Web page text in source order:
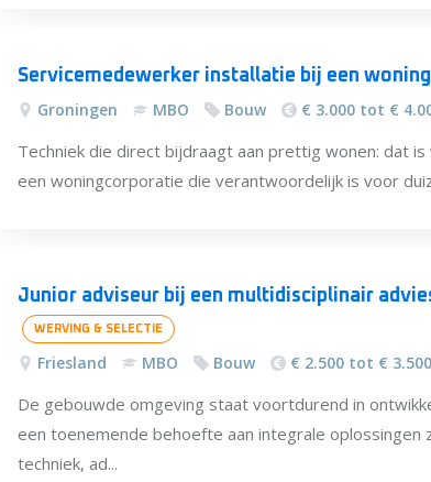
Servicemedewerker installatie bij een
Groningen MBO Bouw € 3.000 tot €
Techniek die direct bijdraagt aan prettig wonen: dat
een woningcorporatie die verantwoordelijk is voor
Junior adviseur bij een multidisciplinair
WERVING & SELECTIE
Friesland MBO Bouw € 2.500 tot € 3.500
De gebouwde omgeving staat voortdurend in
een toenemende behoefte aan integrale
techniek, ad...